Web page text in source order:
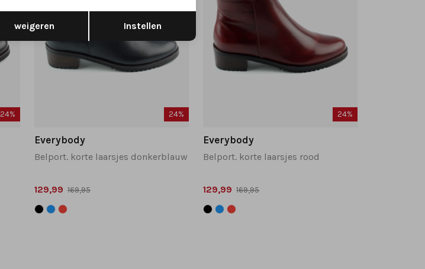
24% 24%
Everybody
Belport. korte laarsjes donkerblauw
129,99 169,95
24%
Everybody
Belport. korte laarsjes rood
129,99 169,95
Opslaan
weigeren Instellen